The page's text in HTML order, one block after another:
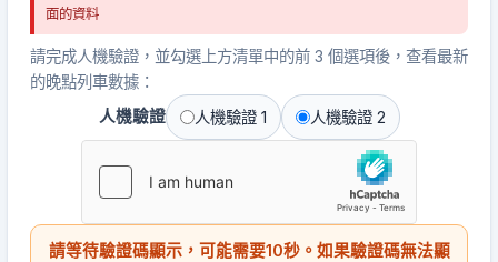
面的資料
請完成人機驗證，並勾選上方清單中的前 3 個選項後，查看最新
的晚點列車數據：
人機驗證 人機驗證 1 人機驗證 2
請等待驗證碼顯示，可能需要10秒。如果驗證碼無法顯